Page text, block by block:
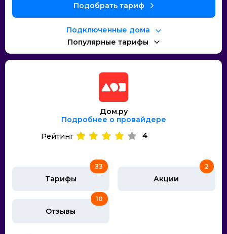
Подобрать тариф
Подключенные дома
Популярные тарифы
Дом.ру
Подробнее о провайдере
Рейтинг
4
Тарифы
33
Акции
2
Отзывы
10